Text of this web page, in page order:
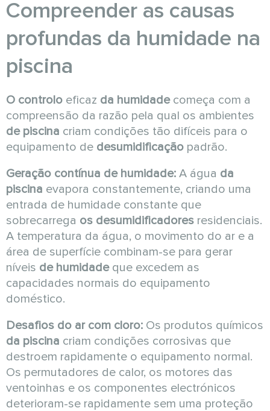
Compreender as causas
profundas da humidade na
piscina
O controlo eficaz da humidadecomeça com a
compreensão da razão pela qual os ambientes
de piscina criam condições tão difíceis para o
equipamento de desumidificação padrão.
Geração contínua de humidade: A água da
piscina evapora constantemente, criando uma
entrada de humidade constante que
sobrecarrega os desumidificadores residenciais.
A temperatura da água, o movimento do ar e a
área de superfície combinam-se para gerar
níveis de humidadeque excedem as
capacidades normais do equipamento
doméstico.
Desafios do ar com cloro: Os produtos químicos
da piscina criam condições corrosivas que
destroem rapidamente o equipamento normal.
Os permutadores de calor, os motores das
ventoinhas e os componentes electrónicos
deterioram-se rapidamente sem uma proteção